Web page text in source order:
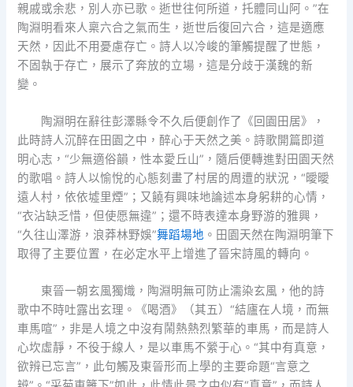
親戚或余悲，別人亦已歌。逝世往何所道，托體同山阿。”在
陶淵明看來人稟六合之氣而生，逝世后復回六合，這是適應
天然，因此不用憂慮存亡。詩人以冷峻的筆觸提醒了世態，
不固執于存亡，展示了奔放的立場，這是分歧于漢魏的新
變。
陶淵明在辭往彭澤縣令不久后便創作了《回園田居》，
此時詩人沉醉在田園之中，醉心于天然之美。詩歌開篇即道
明心志，“少無適俗韻，性本愛丘山”，隨后便轉進對田園天然
的歌唱。詩人以愉悅的心態刻畫了村居的周遭的狀況，“曖曖
遠人村，依依墟里煙”；又饒有興味地論述本身躬耕的心情，
“衣沾缺乏惜，但使愿無違”；還不時表達本身野游的雅興，
“久往山澤游，浪莽林野娛”舞蹈場地 。田園天然在陶淵明筆下
取得了主要位置，在必定水平上增進了晉宋詩風的轉向。
東晉一朝玄風獨熾，陶淵明無可防止濡染玄風，他的詩
歌中不時吐露出玄理。《喝酒》（其五）“結廬在人境，而無
車馬喧”，非是人境之中沒有鬧熱熱烈繁華的車馬，而是詩人
心坎虛靜，不役于線人，是以車馬不縈于心。“其中有真意，
欲辨已忘言”，此句觸及東晉形而上學的主要命題“言意之